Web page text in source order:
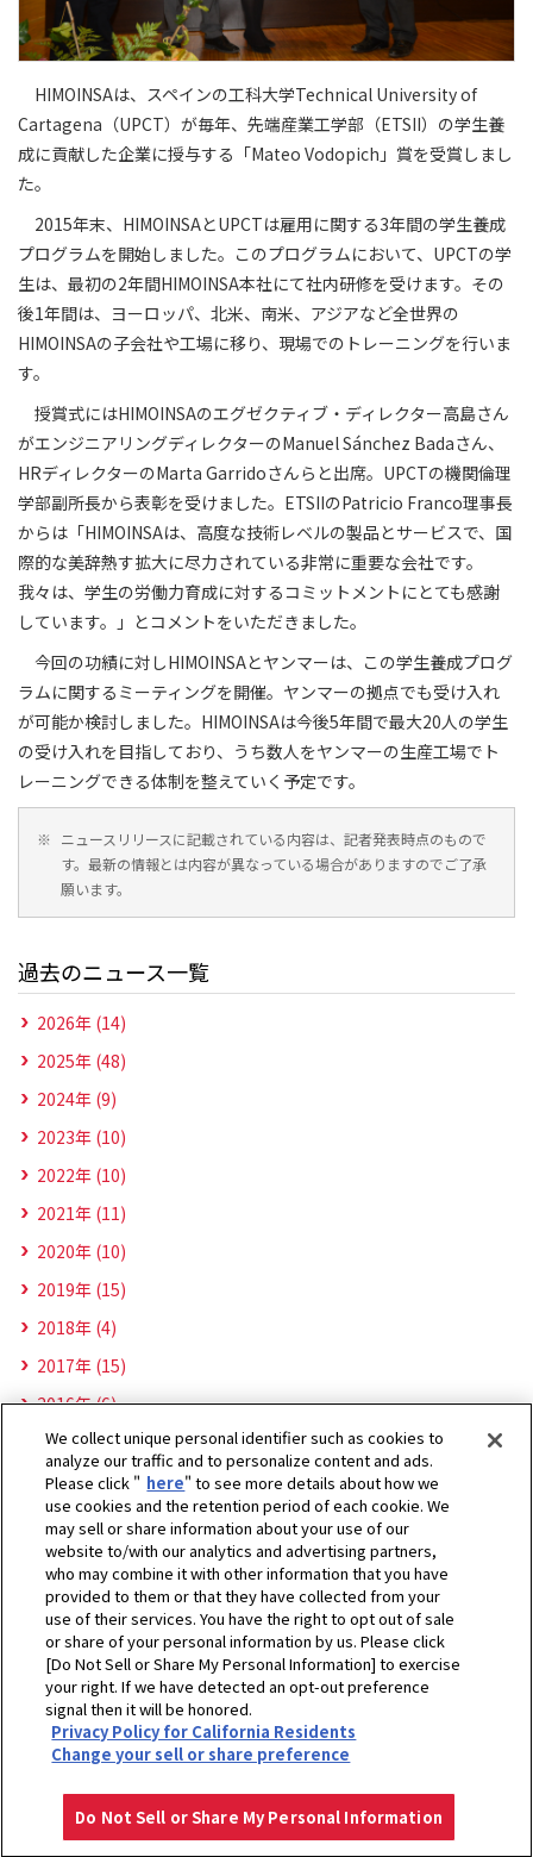
HIMOINSAは、スペインの工科大学Technical University of
Cartagena（UPCT）が毎年、先端産業工学部（ETSII）の学生養
成に貢献した企業に授与する「Mateo Vodopich」賞を受賞しまし
た。
2015年末、HIMOINSAとUPCTは雇用に関する3年間の学生養成
プログラムを開始しました。このプログラムにおいて、UPCTの学
生は、最初の2年間HIMOINSA本社にて社内研修を受けます。その
後1年間は、ヨーロッパ、北米、南米、アジアなど全世界の
HIMOINSAの子会社や工場に移り、現場でのトレーニングを行いま
す。
授賞式にはHIMOINSAのエグゼクティブ・ディレクター高島さん
がエンジニアリングディレクターのManuel Sánchez Badaさん、
HRディレクターのMarta Garridoさんらと出席。UPCTの機関倫理
学部副所長から表彰を受けました。ETSIIのPatricio Franco理事長
からは「HIMOINSAは、高度な技術レベルの製品とサービスで、国
際的な美辞熱す拡大に尽力されている非常に重要な会社です。
我々は、学生の労働力育成に対するコミットメントにとても感謝
しています。」とコメントをいただきました。
今回の功績に対しHIMOINSAとヤンマーは、この学生養成プログ
ラムに関するミーティングを開催。ヤンマーの拠点でも受け入れ
が可能か検討しました。HIMOINSAは今後5年間で最大20人の学生
の受け入れを目指しており、うち数人をヤンマーの生産工場でト
レーニングできる体制を整えていく予定です。
※ ニュースリリースに記載されている内容は、記者発表時点のもので
す。最新の情報とは内容が異なっている場合がありますのでご了承
願います。
過去のニュース一覧
2026年 (14)
2025年 (48)
2024年 (9)
2023年 (10)
2022年 (10)
2021年 (11)
2020年 (10)
2019年 (15)
2018年 (4)
2017年 (15)
2016年 (6)
ホーム 企業情報 CSR・環境
HIMOINSAが学生養成に貢献した企業として表彰されました。
Copyright © YANMAR HOLDINGS CO., LTD. All rights reserved.
プライバシーポリシー クッキーポリシー
We collect unique personal identifier such as cookies to
analyze our traffic and to personalize content and ads.
Please click " here" to see more details about how we
use cookies and the retention period of each cookie. We
may sell or share information about your use of our
website to/with our analytics and advertising partners,
who may combine it with other information that you have
provided to them or that they have collected from your
use of their services. You have the right to opt out of sale
or share of your personal information by us. Please click
[Do Not Sell or Share My Personal Information] to exercise
your right. If we have detected an opt-out preference
signal then it will be honored.
Privacy Policy for California Residents
Change your sell or share preference
Do Not Sell or Share My Personal Information